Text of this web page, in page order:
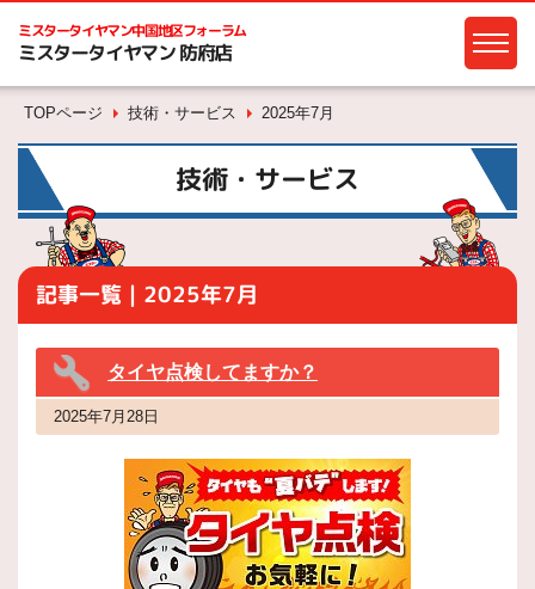
ミスタータイヤマン中国地区フォーラム
ミスタータイヤマン 防府店
TOPページ 技術・サービス 2025年7月
技術・サービス
記事一覧｜2025年7月
タイヤ点検してますか？
2025年7月28日